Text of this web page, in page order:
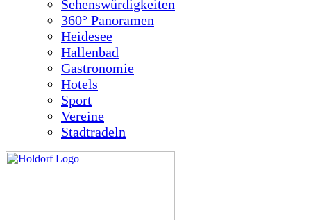
Sehenswürdigkeiten
360° Panoramen
Heidesee
Hallenbad
Gastronomie
Hotels
Sport
Vereine
Stadtradeln